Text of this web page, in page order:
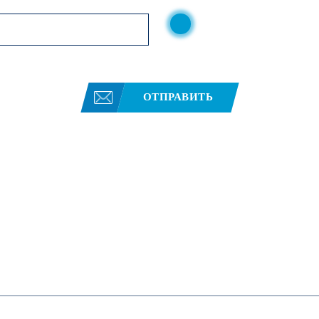
ОТПРАВИТЬ